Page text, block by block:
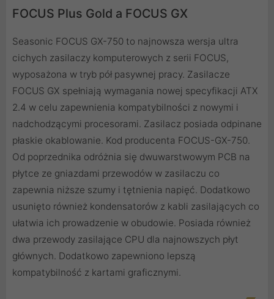
FOCUS Plus Gold a FOCUS GX
Seasonic FOCUS GX-750 to najnowsza wersja ultra
cichych zasilaczy komputerowych z serii FOCUS,
wyposażona w tryb pół pasywnej pracy. Zasilacze
FOCUS GX spełniają wymagania nowej specyfikacji ATX
2.4 w celu zapewnienia kompatybilności z nowymi i
nadchodzącymi procesorami. Zasilacz posiada odpinane
płaskie okablowanie. Kod producenta FOCUS-GX-750.
Od poprzednika odróżnia się dwuwarstwowym PCB na
płytce ze gniazdami przewodów w zasilaczu co
zapewnia niższe szumy i tętnienia napięć. Dodatkowo
usunięto również kondensatorów z kabli zasilających co
ułatwia ich prowadzenie w obudowie. Posiada również
dwa przewody zasilające CPU dla najnowszych płyt
głównych. Dodatkowo zapewniono lepszą
kompatybilność z kartami graficznymi.